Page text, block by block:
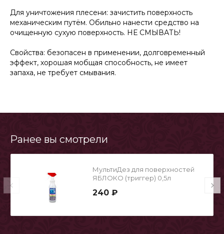
Для уничтожения плесени: зачистить поверхность
механическим путём. Обильно нанести средство на
очищенную сухую поверхность. НЕ СМЫВАТЬ!
Свойства: безопасен в применении, долговременный
эффект, хорошая мобщая способность, не имеет
запаха, не требует смывания.
Ранее вы смотрели
МультиДез для поверхностей
ЯБЛОКО (триггер) 0,5л
240 ₽